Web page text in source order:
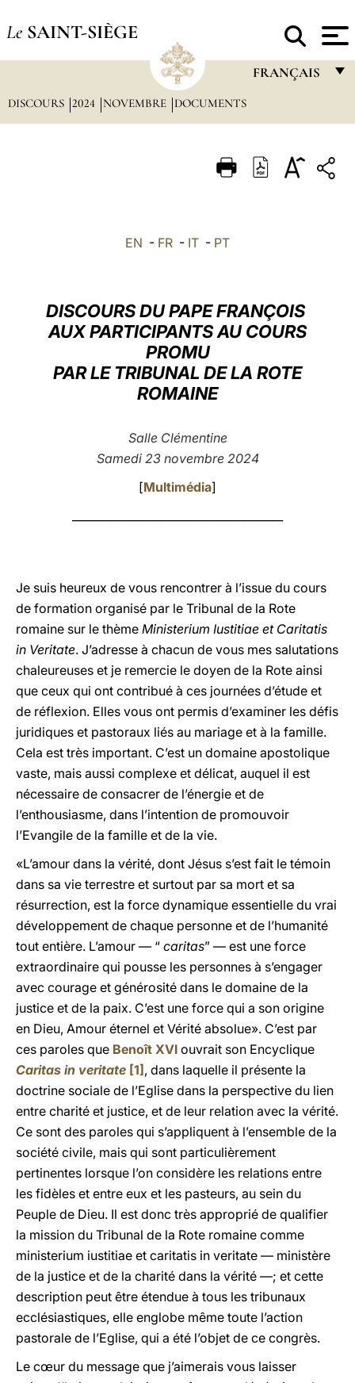
Le SAINT-SIÈGE
FRANÇAIS
ITALIANO
العربيّة
LATINE
DISCOURS 2024 NOVEMBRE DOCUMENTS
EN - FR - IT - PT
DISCOURS DU PAPE FRANÇOIS
AUX PARTICIPANTS AU COURS
PROMU
PAR LE TRIBUNAL DE LA ROTE
ROMAINE
Salle Clémentine
Samedi 23 novembre 2024
[Multimédia]
Je suis heureux de vous rencontrer à l’issue du cours
de formation organisé par le Tribunal de la Rote
romaine sur le thème Ministerium Iustitiae et Caritatis
in Veritate. J’adresse à chacun de vous mes salutations
chaleureuses et je remercie le doyen de la Rote ainsi
que ceux qui ont contribué à ces journées d’étude et
de réflexion. Elles vous ont permis d’examiner les défis
juridiques et pastoraux liés au mariage et à la famille.
Cela est très important. C’est un domaine apostolique
vaste, mais aussi complexe et délicat, auquel il est
nécessaire de consacrer de l’énergie et de
l’enthousiasme, dans l’intention de promouvoir
l’Evangile de la famille et de la vie.
«L’amour dans la vérité, dont Jésus s’est fait le témoin
dans sa vie terrestre et surtout par sa mort et sa
résurrection, est la force dynamique essentielle du vrai
développement de chaque personne et de l’humanité
tout entière. L’amour — “ caritas” — est une force
extraordinaire qui pousse les personnes à s’engager
avec courage et générosité dans le domaine de la
justice et de la paix. C’est une force qui a son origine
en Dieu, Amour éternel et Vérité absolue». C’est par
ces paroles que Benoît XVI ouvrait son Encyclique
Caritas in veritate [1] , dans laquelle il présente la
doctrine sociale de l’Eglise dans la perspective du lien
entre charité et justice, et de leur relation avec la vérité.
Ce sont des paroles qui s’appliquent à l’ensemble de la
société civile, mais qui sont particulièrement
pertinentes lorsque l’on considère les relations entre
les fidèles et entre eux et les pasteurs, au sein du
Peuple de Dieu. Il est donc très approprié de qualifier
la mission du Tribunal de la Rote romaine comme
ministerium iustitiae et caritatis in veritate — ministère
de la justice et de la charité dans la vérité —; et cette
description peut être étendue à tous les tribunaux
ecclésiastiques, elle englobe même toute l’action
pastorale de l’Eglise, qui a été l’objet de ce congrès.
Le cœur du message que j’aimerais vous laisser